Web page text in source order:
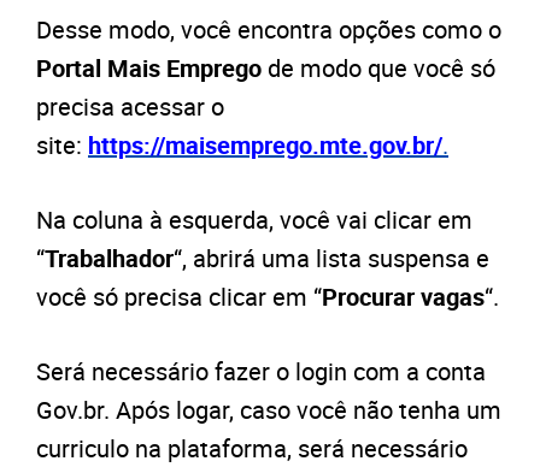
Desse modo, você encontra opções como o
Portal Mais Emprego de modo que você só
precisa acessaro
site: https://maisemprego.mte.gov.br/.
Na coluna à esquerda, você vai clicar em
“Trabalhador“, abrirá uma lista suspensa e
você só precisa clicar em “Procurar vagas“.
Será necessário fazer o login com a conta
Gov.br. Após logar, caso você não tenha um
curriculo na plataforma, será necessário